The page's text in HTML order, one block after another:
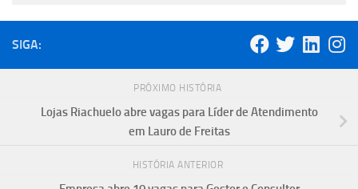
SIGA:
PRÓXIMO HISTÓRIA
Lojas Riachuelo abre vagas para Líder de Atendimento
em Lauro de Freitas
HISTÓRIA ANTERIOR